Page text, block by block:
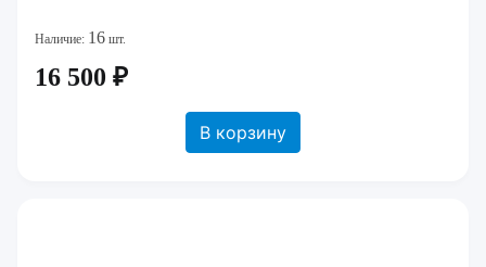
Наличие: 16 шт.
16 500 ₽
В корзину